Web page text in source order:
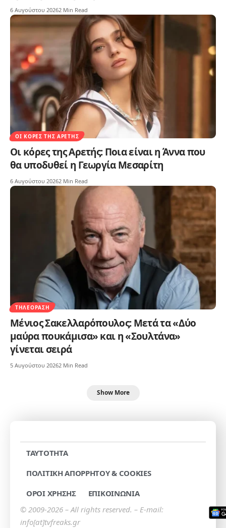
6 Αυγούστου 20262 Min Read
ΟΙ ΚΌΡΕΣ ΤΗΣ ΑΡΕΤΉΣ
Οι κόρες της Αρετής: Ποια είναι η Άννα που
θα υποδυθεί η Γεωργία Μεσαρίτη
6 Αυγούστου 20262 Min Read
ΤΗΛΕΌΡΑΣΗ
Μένιος Σακελλαρόπουλος: Μετά τα «Δύο
μαύρα πουκάμισα» και η «Σουλτάνα»
γίνεται σειρά
5 Αυγούστου 20262 Min Read
Show More
TAYTOTHTA
ΠΟΛΙΤΙΚΗ ΑΠΟΡΡΗΤΟΥ & COOKIES
ΟΡΟΙ ΧΡΗΣΗΣ
ΕΠΙΚΟΙΝΩΝΙΑ
© 2009-2026 – All rights reserved. – E-mail:
info[at]tvfreaks.gr